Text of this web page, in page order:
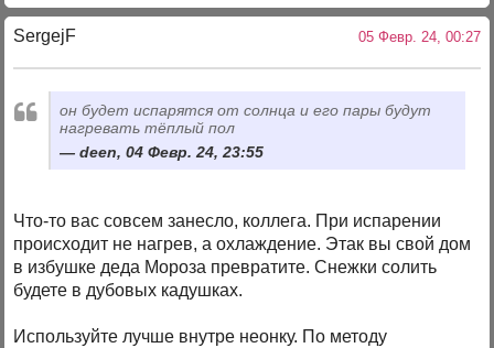
SergejF 05 Февр. 24, 00:27
он будет испарятся от солнца и его пары будут
нагревать тёплый пол
deen, 04 Февр. 24, 23:55
Что-то вас совсем занесло, коллега. При испарении
происходит не нагрев, а охлаждение. Этак вы свой дом
в избушке деда Мороза превратите. Снежки солить
будете в дубовых кадушках.
Используйте лучше внутре неонку. По методу